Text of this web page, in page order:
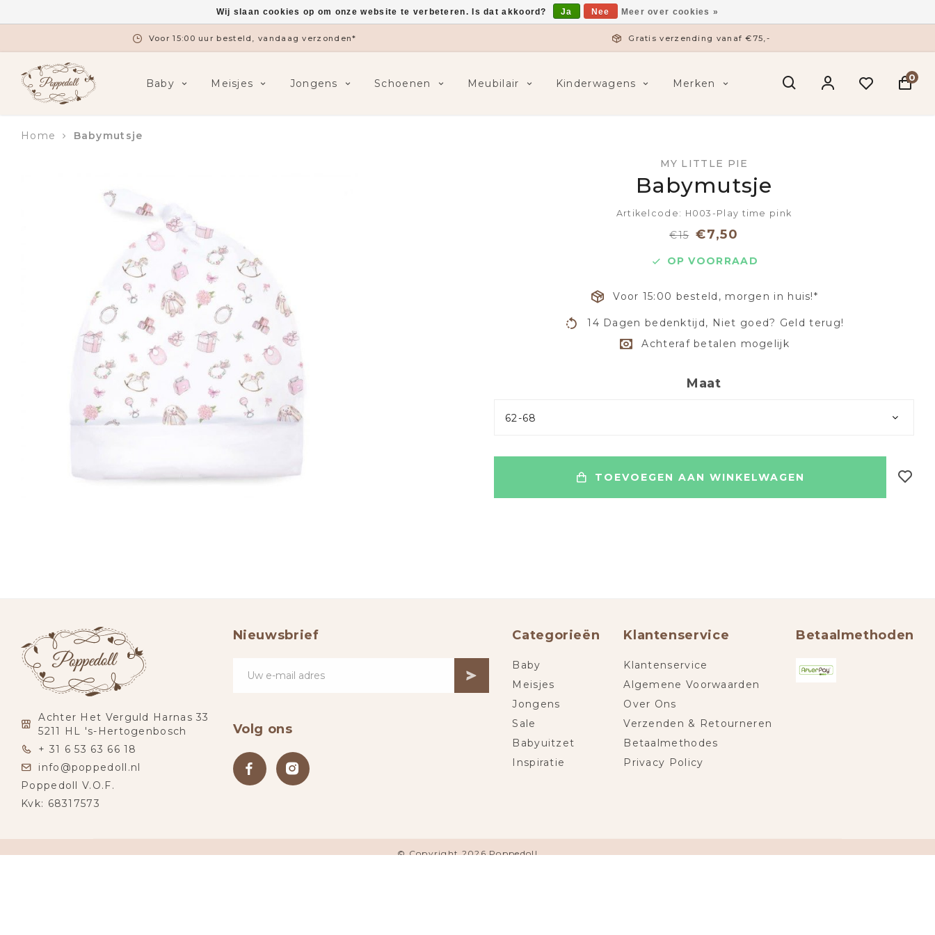
Voor 15:00 uur besteld, vandaag verzonden* Gratis verzending vanaf €75,-
Baby Meisjes Jongens Schoenen Meubilair Kinderwagens Merken 0
Home Babymutsje
MY LITTLE PIE
Babymutsje
Artikelcode: H003-Play time pink
€15 €7,50
OP VOORRAAD
Voor 15:00 besteld, morgen in huis!*
14 Dagen bedenktijd, Niet goed? Geld terug!
Achteraf betalen mogelijk
Maat
62-68
TOEVOEGEN AAN WINKELWAGEN
Achter Het Verguld Harnas 33
5211 HL 's-Hertogenbosch
+ 31 6 53 63 66 18
info@poppedoll.nl
Poppedoll V.O.F.
Kvk: 68317573
Nieuwsbrief
Volg ons
Categorieën
Baby
Meisjes
Jongens
Sale
Babyuitzet
Inspiratie
Klantenservice
Klantenservice
Algemene Voorwaarden
Over Ons
Verzenden & Retourneren
Betaalmethodes
Privacy Policy
Betaalmethoden
© Copyright 2026 Poppedoll
Wij slaan cookies op om onze website te verbeteren. Is dat akkoord? Ja Nee Meer over cookies »